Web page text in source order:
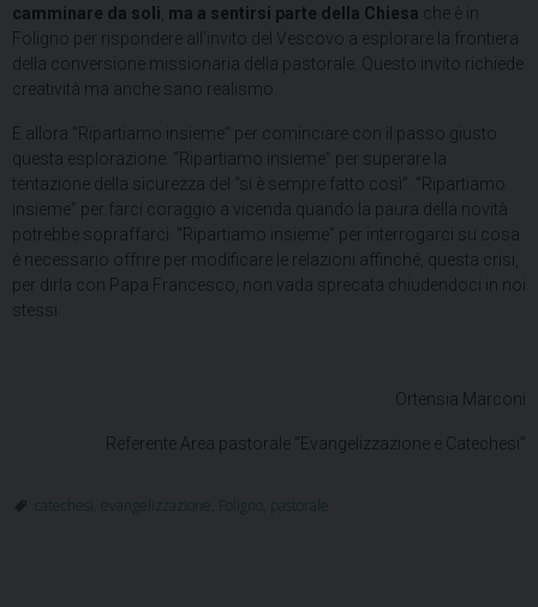
camminare da soli ma a sentirsi parte della Chiesa che è in
Foligno per rispondere all’invito del Vescovo a esplorare la frontiera
della conversione missionaria della pastorale. Questo invito richiede
creatività ma anche sano realismo.
E allora “Ripartiamo insieme” per cominciare con il passo giusto
questa esplorazione. “Ripartiamo insieme” per superare la
tentazione della sicurezza del “si è sempre fatto così”. “Ripartiamo
insieme” per farci coraggio a vicenda quando la paura della novità
potrebbe sopraffarci. “Ripartiamo insieme” per interrogarci su cosa
è necessario offrire per modificare le relazioni affinché, questa crisi,
per dirla con Papa Francesco, non vada sprecata chiudendoci in noi
stessi.
Ortensia Marconi
Referente Area pastorale “Evangelizzazione e Catechesi”
catechesi evangelizzazione Foligno pastorale